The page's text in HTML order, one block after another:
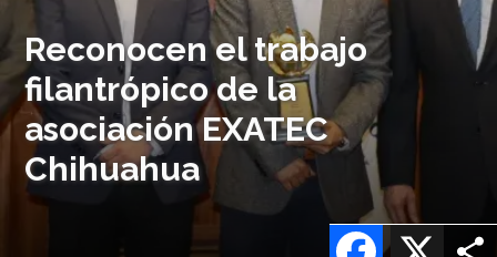
Reconocen el trabajo
filantrópico de la
asociación EXATEC
Chihuahua
X
Facebook